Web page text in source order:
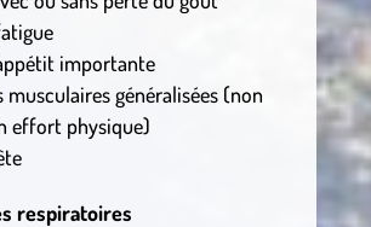
importante
musculaires généralisées (non
effort physique)
respiratoires